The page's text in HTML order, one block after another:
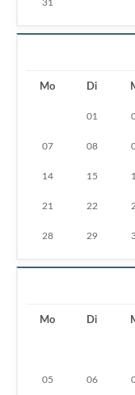
31
Mo Di
01
07 08
14 15
21 22
28 29
Mo Di
05 06